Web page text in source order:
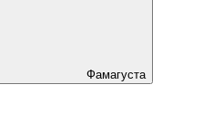
Фамагуста